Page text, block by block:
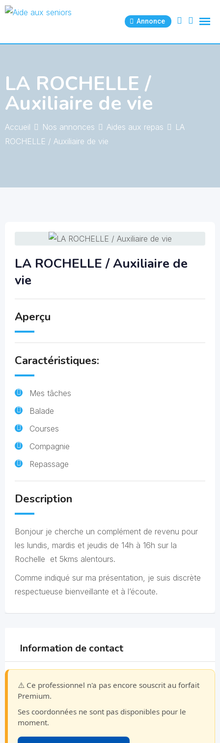
Skip
Annonce
LA ROCHELLE /
Auxiliaire de vie
Accueil Nos annonces Aides aux repas
LA
ROCHELLE / Auxiliaire de vie
LA ROCHELLE / Auxiliaire de
vie
Aperçu
Caractéristiques:
Mes tâches
Balade
Courses
Compagnie
Repassage
Description
Bonjour je cherche un complément de revenu pour
les lundis, mardis et jeudis de 14h à 16h sur la
Rochelle et 5kms alentours.
Comme indiqué sur ma présentation, je suis discrète
respectueuse bienveillante et à l’écoute.
Information de contact
⚠️ Ce professionnel n'a pas encore souscrit au forfait
Premium.
Ses coordonnées ne sont pas disponibles pour le
moment.